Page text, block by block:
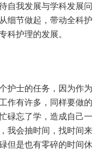
自我发展与学科发展问
细节做起，带动全科护
科护理的发展。
护士的任务，因为作为
作有许多，同样要做的
碌忘了学，造成自己一
我会抽时间，找时间来
但是也有零碎的时间休